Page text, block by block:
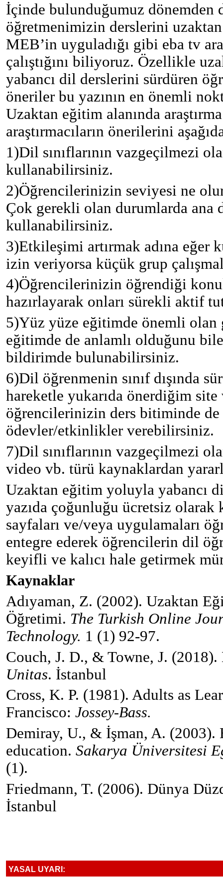
İçinde bulunduğumuz dönemden
öğretmenimizin derslerini
MEB’in uyguladığı gibi eba tv
çalıştığını biliyoruz. Özellikle
yabancı dil derslerini sürdüren
öneriler bu yazının en önemli
Uzaktan eğitim alanında
araştırmacıların önerilerini
1)Dil sınıflarının vazgeçilmezi
kullanabilirsiniz.
2)Öğrencilerinizin seviyesi ne
Çok gerekli olan durumlarda ana
kullanabilirsiniz.
3)Etkileşimi artırmak adına eğer
izin veriyorsa küçük grup
4)Öğrencilerinizin öğrendiği
hazırlayarak onları sürekli aktif
5)Yüz yüze eğitimde önemli
eğitimde de anlamlı olduğunu
bildirimde bulunabilirsiniz.
6)Dil öğrenmenin sınıf dışında
hareketle yukarıda önerdiğim site
öğrencilerinizin ders bitiminde
ödevler/etkinlikler verebilirsiniz.
7)Dil sınıflarının vazgeçilmezi
video vb. türü kaynaklardan
Uzaktan eğitim yoluyla yabancı
yazıda çoğunluğu ücretsiz olarak
sayfaları ve/veya uygulamaları
entegre ederek öğrencilerin dil
keyifli ve kalıcı hale getirmek
Kaynaklar
Adıyaman, Z. (2002). Uzaktan
Öğretimi. The Turkish Online
Technology. 1 (1) 92-97.
Couch, J. D., & Towne, J.
Unitas. İstanbul
Cross, K. P. (1981). Adults as
Francisco: Jossey-Bass.
Demiray, U., & İşman, A. (2003).
education. Sakarya Üniversitesi
(1).
Friedmann, T. (2006). Dünya
İstanbul
YASAL UYARI: